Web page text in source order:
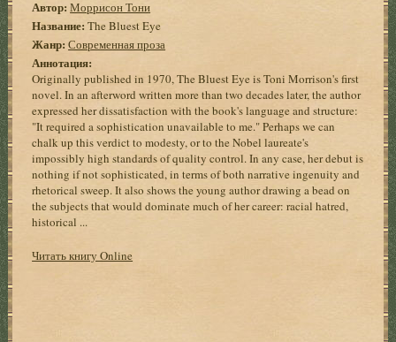
Автор: Моррисон Тони
Название: The Bluest Eye
Жанр: Современная проза
Аннотация:
Originally published in 1970, The Bluest Eye is Toni Morrison's first
novel. In an afterword written more than two decades later, the author
expressed her dissatisfaction with the book's language and structure:
"It required a sophistication unavailable to me." Perhaps we can
chalk up this verdict to modesty, or to the Nobel laureate's
impossibly high standards of quality control. In any case, her debut is
nothing if not sophisticated, in terms of both narrative ingenuity and
rhetorical sweep. It also shows the young author drawing a bead on
the subjects that would dominate much of her career: racial hatred,
historical ...
Читать книгу Online